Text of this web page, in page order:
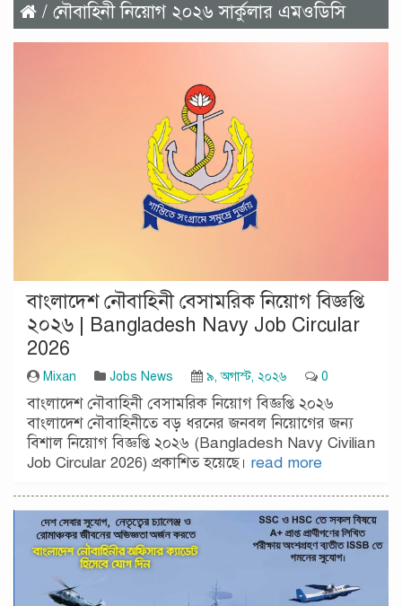
/ নৌবাহিনী নিয়োগ ২০২৬ সার্কুলার এমওডিসি
বাংলাদেশ নৌবাহিনী বেসামরিক নিয়োগ বিজ্ঞপ্তি
২০২৬ | Bangladesh Navy Job Circular
2026
Mixan Jobs News ৯, অগাস্ট, ২০২৬ 0
বাংলাদেশ নৌবাহিনী বেসামরিক নিয়োগ বিজ্ঞপ্তি ২০২৬
বাংলাদেশ নৌবাহিনীতে বড় ধরনের জনবল নিয়োগের জন্য
বিশাল নিয়োগ বিজ্ঞপ্তি ২০২৬ (Bangladesh Navy Civilian
Job Circular 2026) প্রকাশিত হয়েছে। read more